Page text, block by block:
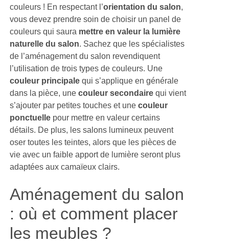
couleurs ! En respectant l’orientation du salon,
vous devez prendre soin de choisir un panel de
couleurs qui saura mettre en valeur la lumière
naturelle du salon. Sachez que les spécialistes
de l’aménagement du salon revendiquent
l’utilisation de trois types de couleurs. Une
couleur principale qui s’applique en générale
dans la pièce, unecouleur secondaire qui vient
s’ajouter par petites touches et unecouleur
ponctuelle pour mettre en valeur certains
détails. De plus, les salons lumineux peuvent
oser toutes les teintes, alors que les pièces de
vie avec un faible apport de lumière seront plus
adaptées aux camaïeux clairs.
Aménagement du salon
: où et comment placer
les meubles ?